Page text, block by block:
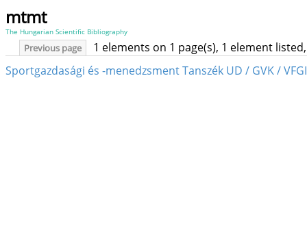
mtmt
The Hungarian Scientific Bibliography
Previous page
1 elements on 1 page(s), 1 element
Sportgazdasági és -menedzsment Tanszék UD / GVK /